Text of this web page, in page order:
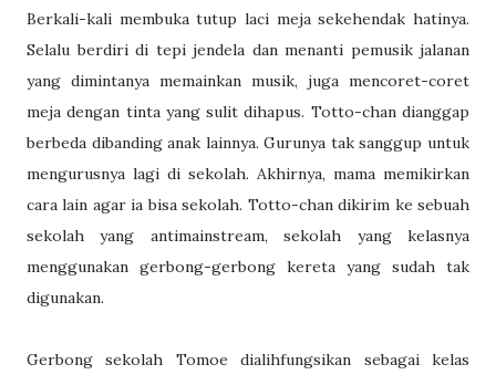
Berkali-kali membuka tutup laci meja sekehendak hatinya.
Selalu berdiri di tepi jendela dan menanti pemusik jalanan
yang dimintanya memainkan musik, juga mencoret-coret
meja dengan tinta yang sulit dihapus. Totto-chan dianggap
berbeda dibanding anak lainnya. Gurunya tak sanggup untuk
mengurusnya lagi di sekolah. Akhirnya, mama memikirkan
cara lain agar ia bisa sekolah. Totto-chan dikirim ke sebuah
sekolah yang antimainstream, sekolah yang kelasnya
menggunakan gerbong-gerbong kereta yang sudah tak
digunakan.
Gerbong sekolah Tomoe dialihfungsikan sebagai kelas